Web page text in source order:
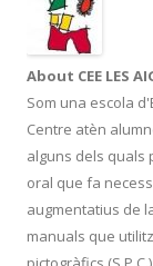
k
About CEE LES
Som una escola
Centre atèn
alguns dels quals
oral que fa
augmentatius de
manuals que